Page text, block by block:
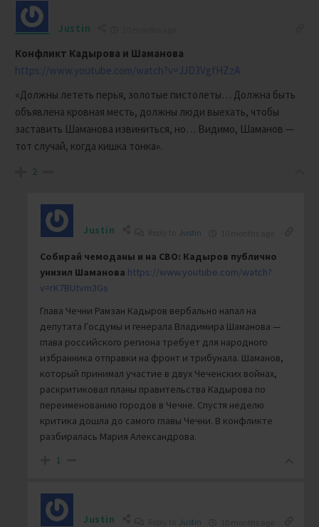
Justin
Конфликт Кадырова и Шаманова
https://www.youtube.com/watch?v=JJD3VgfHZzA
«Должны лететь перья, золотые пистолеты… Должна быть
объявлена кровная месть, должны люди выехать, чтобы
заставить Шаманова извиниться, но… Видимо, Шаманов —
тот случай, когда кишка тонка».
2
Justin Justin
Собирай чемоданы и на СВО: Кадыров публично
унизил Шаманова https://www.youtube.com/watch?
v=rK7BUtvm3Gs
Глава Чечни Рамзан Кадыров вербально напал на
депутата Госдумы и генерала Владимира Шаманова —
глава российского региона требует для народного
избранника отправки на фронт и трибунала. Шаманов,
который принимал участие в двух Чеченских войнах,
раскритиковал планы правительства Кадырова по
переименованию городов в Чечне. Спустя неделю
критика дошла до самого главы Чечни. В конфликте
разбиралась Мария Александрова.
1
Justin Justin